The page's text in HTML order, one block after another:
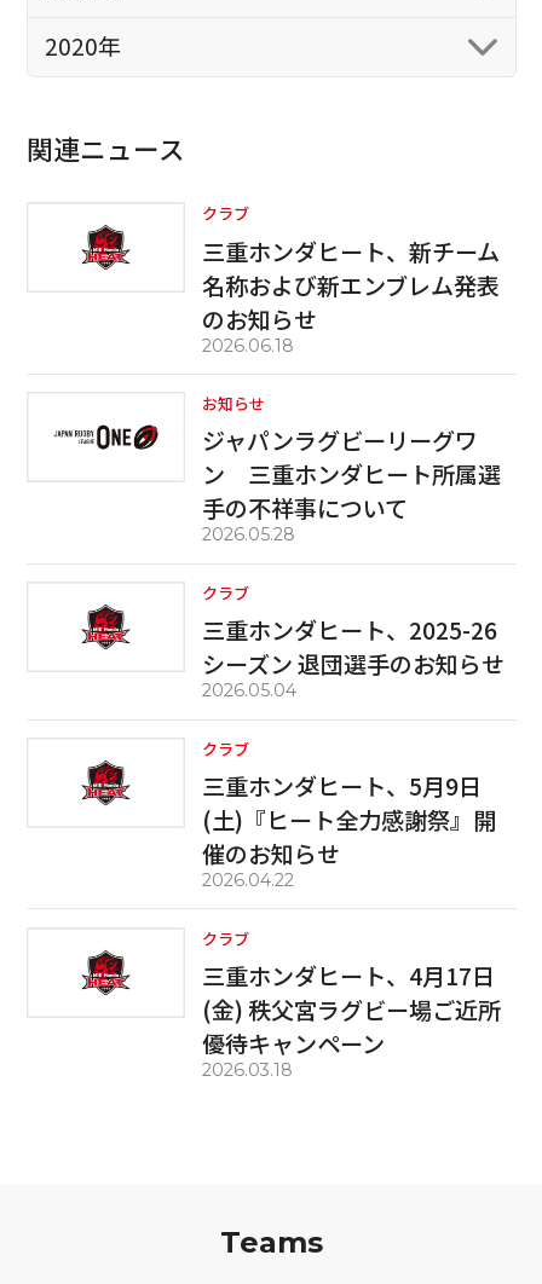
2020年
関連ニュース
クラブ
三重ホンダヒート、新チーム
名称および新エンブレム発表
のお知らせ
2026.06.18
お知らせ
ジャパンラグビーリーグワ
ン 三重ホンダヒート所属選
手の不祥事について
2026.05.28
クラブ
三重ホンダヒート、2025-26
シーズン 退団選手のお知らせ
2026.05.04
クラブ
三重ホンダヒート、5月9日
(土)『ヒート全力感謝祭』開
催のお知らせ
2026.04.22
クラブ
三重ホンダヒート、4月17日
(金) 秩父宮ラグビー場ご近所
優待キャンペーン
2026.03.18
Teams